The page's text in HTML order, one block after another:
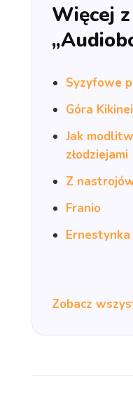
Więcej
Syzyfowe
Góra
Jak
złodziejami
Z
Franio
Ernestynka
Zobacz